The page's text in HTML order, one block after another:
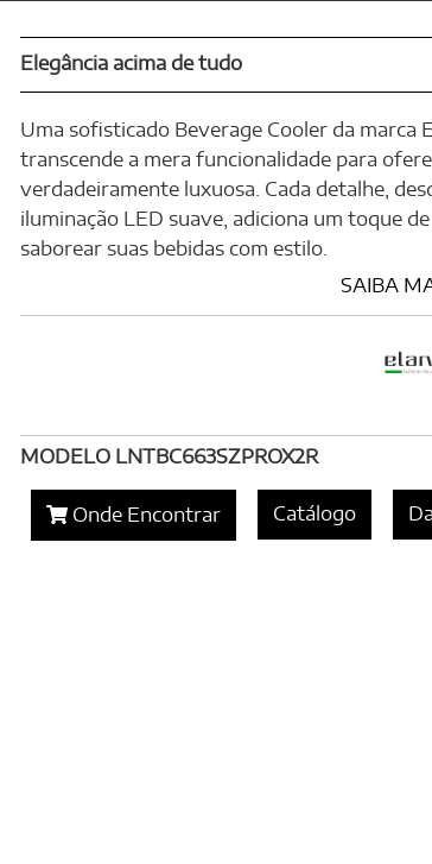
Elegância acima de tudo
Uma sofisticado Beverage Cooler da marca
transcende a mera funcionalidade para
verdadeiramente luxuosa. Cada detalhe,
iluminação LED suave, adiciona um toque
saborear suas bebidas com estilo.
SAIBA
MODELO LNTBC663SZPROX2R
Onde Encontrar Catálogo